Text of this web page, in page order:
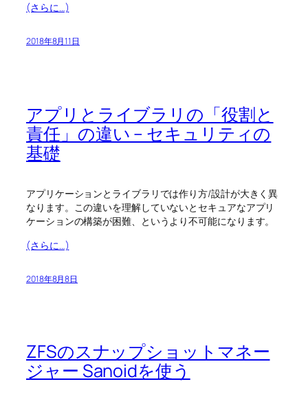
(さらに…)
2018年8月11日
アプリとライブラリの「役割と
責任」の違い – セキュリティの
基礎
アプリケーションとライブラリでは作り方/設計が大きく異
なります。この違いを理解していないとセキュアなアプリ
ケーションの構築が困難、というより不可能になります。
(さらに…)
2018年8月8日
ZFSのスナップショットマネー
ジャー Sanoidを使う